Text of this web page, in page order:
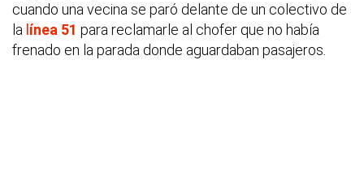
cuando una vecina se paró delante de un colectivo de
la ínea 51 para reclamarle al chofer que no había
frenado en la parada donde aguardaban pasajeros.